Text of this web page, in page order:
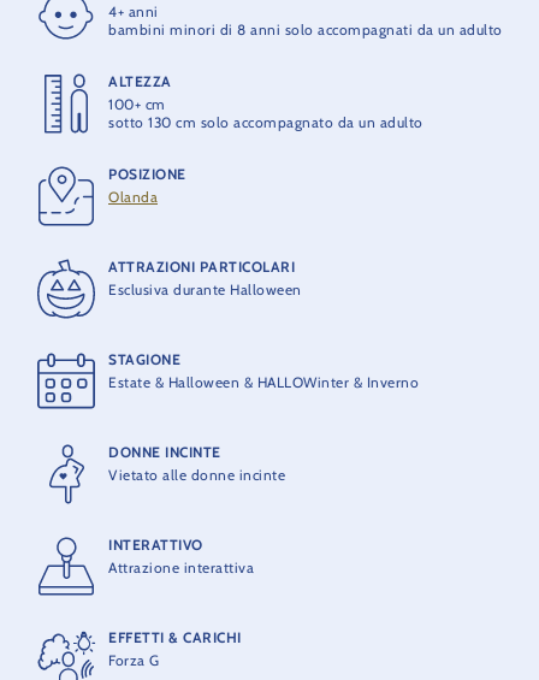
4+ anni
bambini minori di 8 anni solo accompagnati da un adulto
ALTEZZA
100+ cm
sotto 130 cm solo accompagnato da un adulto
POSIZIONE
Olanda
ATTRAZIONI PARTICOLARI
Esclusiva durante Halloween
STAGIONE
Estate & Halloween & HALLOWinter & Inverno
DONNE INCINTE
Vietato alle donne incinte
INTERATTIVO
Attrazione interattiva
EFFETTI & CARICHI
Forza G
2:50 min.
APERTURA
1985
COSTRUTTORE
MACK Rides
CAPACITÀ MASSIMA
4 persone per gondola
CAPACITÀ TEORICA
990 persone / ora